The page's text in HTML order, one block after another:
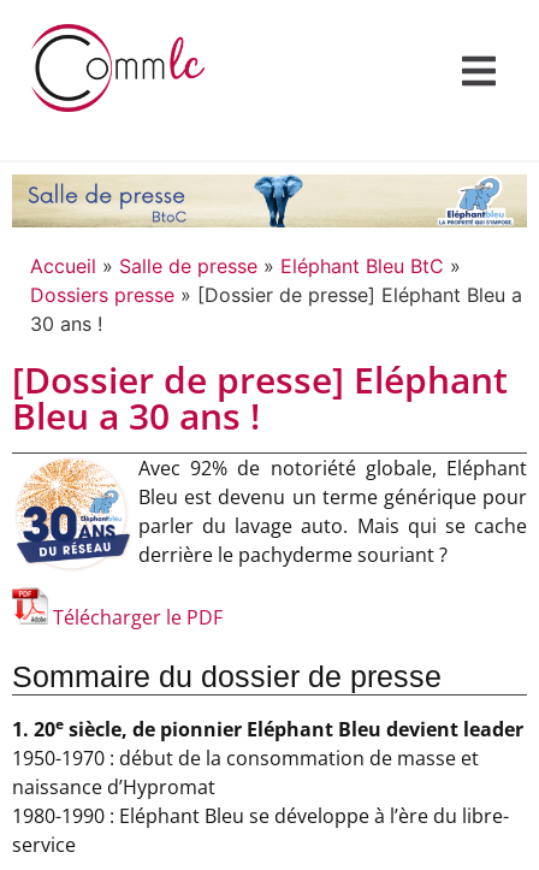
Accueil » Salle de presse » Eléphant Bleu BtC »
Dossiers presse » [Dossier de presse] Eléphant Bleu a
30 ans !
[Dossier de presse] Eléphant
Bleu a 30 ans !
Avec 92% de notoriété globale, Eléphant
Bleu est devenu un terme générique pour
parler du lavage auto. Mais qui se cache
derrière le pachyderme souriant ?
Télécharger le PDF
Sommaire du dossier de presse
1. 20e siècle, de pionnier Eléphant Bleu devient leader
1950-1970 : début de la consommation de masse et
naissance d’Hypromat
1980-1990 : Eléphant Bleu se développe à l’ère du libre-
service